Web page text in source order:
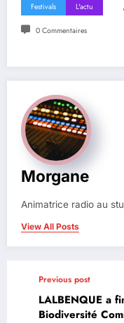
Festivals L'actu
0 Commentaires
Morgane
Animatrice radio au
View All Posts
Previous post
LALBENQUE a
Biodiversité